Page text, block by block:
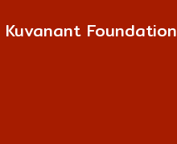
Kuvanant Foundation